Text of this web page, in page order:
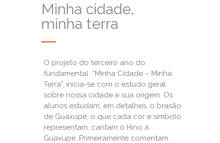
Minha cidade,
minha terra
O projeto do terceiro ano do
fundamental “Minha Cidade – Minha
Terra”, inicia-se com o estudo geral
sobre nossa cidade e sua origem. Os
alunos estudam, em detalhes, o brasão
de Guaxupé, o que cada cor e símbolo
representam, cantam o Hino à
Guaxupé. Primeiramente comentam